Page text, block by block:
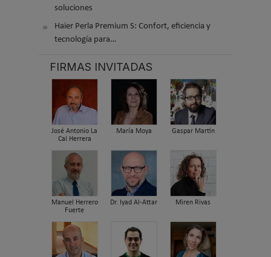
soluciones
Haier Perla Premium S: Confort, eficiencia y
tecnología para…
FIRMAS INVITADAS
José Antonio La
Cal Herrera
María Moya Gaspar Martín
Manuel Herrero
Fuerte
Dr. Iyad Al-Attar Miren Rivas